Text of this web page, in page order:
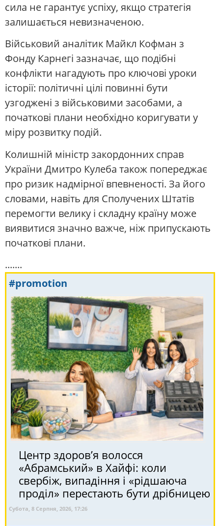
сила не гарантує успіху, якщо стратегія
залишається невизначеною.
Військовий аналітик Майкл Кофман з
Фонду Карнегі зазначає, що подібні
конфлікти нагадують про ключові уроки
історії: політичні цілі повинні бути
узгоджені з військовими засобами, а
початкові плани необхідно коригувати у
міру розвитку подій.
Колишній міністр закордонних справ
України Дмитро Кулеба також попереджає
про ризик надмірної впевненості. За його
словами, навіть для Сполучених Штатів
перемогти велику і складну країну може
виявитися значно важче, ніж припускають
початкові плани.
.......
#promotion
Центр здоров’я волосся
«Абрaмський» в Хайфі: коли
свербіж, випадіння і «рідшаюча
проділ» перестають бути дрібницею
Субота, 8 Серпня, 2026, 17:26